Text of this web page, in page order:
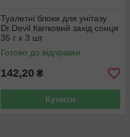
Туалетні блоки для унітазу
Dr.Devil Квітковий захід сонця
35 г х 3 шт
Готово до відправки
142,20 ₴
Купити